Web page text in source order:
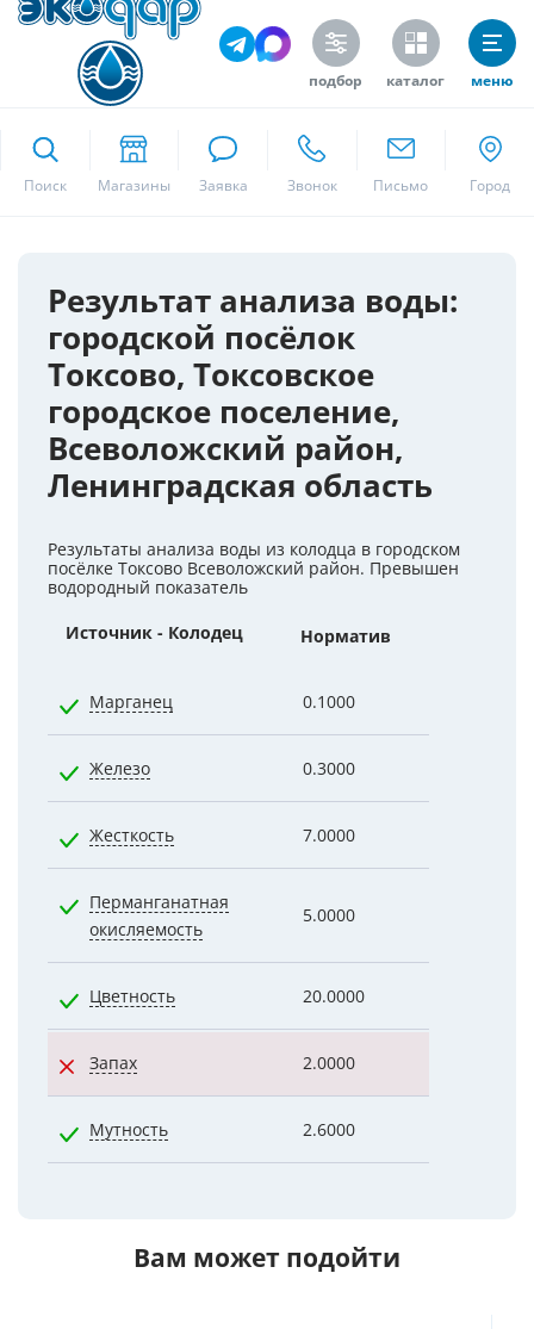
подбор каталог меню
Поиск
Результат анализа воды:
городской посёлок
Токсово, Токсовское
городское поселение,
Всеволожский район,
Ленинградская область
Результаты анализа воды из колодца в городском
посёлке Токсово Всеволожский район. Превышен
водородный показатель
Источник - Колодец Норматив
Марганец 0.1000
Железо 0.3000
Жесткость 7.0000
Перманганатная
окисляемость
5.0000
Цветность 20.0000
Запах 2.0000
Мутность 2.6000
Вам может подойти